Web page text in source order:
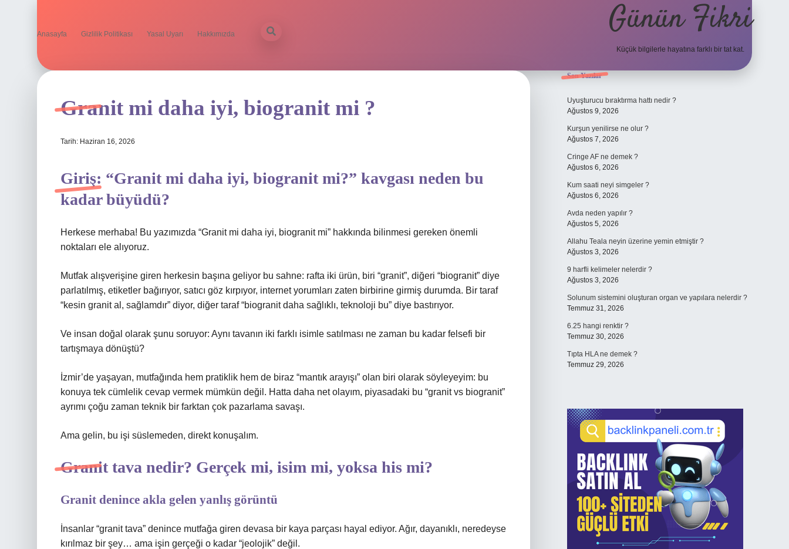
Anasayfa Gizlilik Politikası Yasal Uyarı Hakkımızda Günün Fikri
Küçük bilgilerle hayatına farklı bir tat kat.
Granit mi daha iyi, biogranit mi ?
Tarih: Haziran 16, 2026
Giriş: “Granit mi daha iyi, biogranit mi?” kavgası neden bu
kadar büyüdü?
Herkese merhaba! Bu yazımızda “Granit mi daha iyi, biogranit mi” hakkında bilinmesi gereken önemli
noktaları ele alıyoruz.
Mutfak alışverişine giren herkesin başına geliyor bu sahne: rafta iki ürün, biri “granit”, diğeri “biogranit” diye
parlatılmış, etiketler bağırıyor, satıcı göz kırpıyor, internet yorumları zaten birbirine girmiş durumda. Bir taraf
“kesin granit al, sağlamdır” diyor, diğer taraf “biogranit daha sağlıklı, teknoloji bu” diye bastırıyor.
Ve insan doğal olarak şunu soruyor: Aynı tavanın iki farklı isimle satılması ne zaman bu kadar felsefi bir
tartışmaya dönüştü?
İzmir’de yaşayan, mutfağında hem pratiklik hem de biraz “mantık arayışı” olan biri olarak söyleyeyim: bu
konuya tek cümlelik cevap vermek mümkün değil. Hatta daha net olayım, piyasadaki bu “granit vs biogranit”
ayrımı çoğu zaman teknik bir farktan çok pazarlama savaşı.
Ama gelin, bu işi süslemeden, direkt konuşalım.
Granit tava nedir? Gerçek mi, isim mi, yoksa his mi?
Granit denince akla gelen yanlış görüntü
İnsanlar “granit tava” denince mutfağa giren devasa bir kaya parçası hayal ediyor. Ağır, dayanıklı, neredeyse
kırılmaz bir şey… ama işin gerçeği o kadar “jeolojik” değil.
Sidebar
Son Yazılar
Uyuşturucu bıraktırma hattı nedir ?
Ağustos 9, 2026
Kurşun yenilirse ne olur ?
Ağustos 7, 2026
Cringe AF ne demek ?
Ağustos 6, 2026
Kum saati neyi simgeler ?
Ağustos 6, 2026
Avda neden yapılır ?
Ağustos 5, 2026
Allahu Teala neyin üzerine yemin etmiştir ?
Ağustos 3, 2026
9 harfli kelimeler nelerdir ?
Ağustos 3, 2026
Solunum sistemini oluşturan organ ve yapılara nelerdir ?
Temmuz 31, 2026
6.25 hangi renktir ?
Temmuz 30, 2026
Tıpta HLA ne demek ?
Temmuz 29, 2026